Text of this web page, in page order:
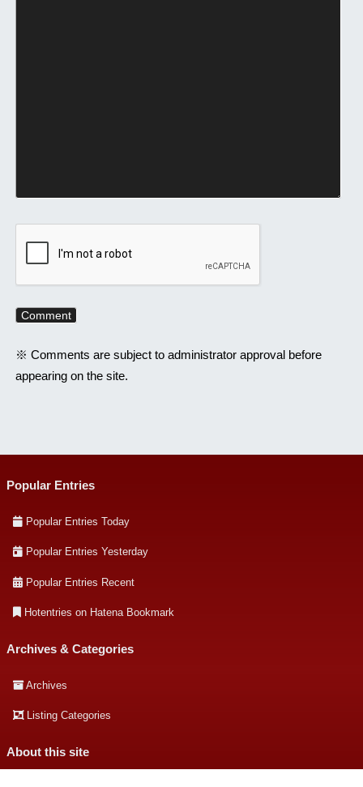
※ Comments are subject to administrator approval before
appearing on the site.
Popular Entries
Popular Entries Today
Popular Entries Yesterday
Popular Entries Recent
Hotentries on Hatena Bookmark
Archives & Categories
Archives
Listing Categories
About this site